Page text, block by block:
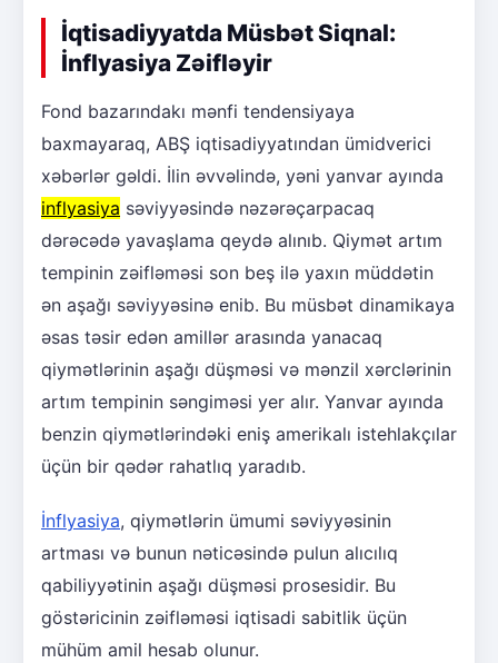
İqtisadiyyatda Müsbət Siqnal:
İnflyasiya Zəifləyir
Fond bazarındakı mənfi tendensiyaya
baxmayaraq, ABŞ iqtisadiyyatından ümidverici
xəbərlər gəldi. İlin əvvəlində, yəni yanvar ayında
inflyasiya səviyyəsində nəzərəçarpacaq
dərəcədə yavaşlama qeydə alınıb. Qiymət artım
tempinin zəifləməsi son beş ilə yaxın müddətin
ən aşağı səviyyəsinə enib. Bu müsbət dinamikaya
əsas təsir edən amillər arasında yanacaq
qiymətlərinin aşağı düşməsi və mənzil xərclərinin
artım tempinin səngiməsi yer alır. Yanvar ayında
benzin qiymətlərindəki eniş amerikalı istehlakçılar
üçün bir qədər rahatlıq yaradıb.
İnflyasiya, qiymətlərin ümumi səviyyəsinin
artması və bunun nəticəsində pulun alıcılıq
qabiliyyətinin aşağı düşməsi prosesidir. Bu
göstəricinin zəifləməsi iqtisadi sabitlik üçün
mühüm amil hesab olunur.